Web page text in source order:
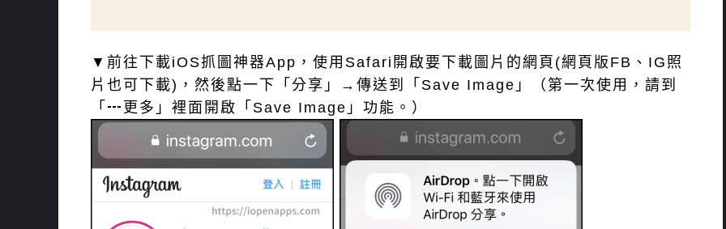
▼前往下載iOS抓圖神器App，使用Safari開啟要下載圖片的網頁(網頁版FB、IG照
片也可下載)，然後點一下「分享」→傳送到「Save Image」（第一次使用，請到
「┅更多」裡面開啟「Save Image」功能。）